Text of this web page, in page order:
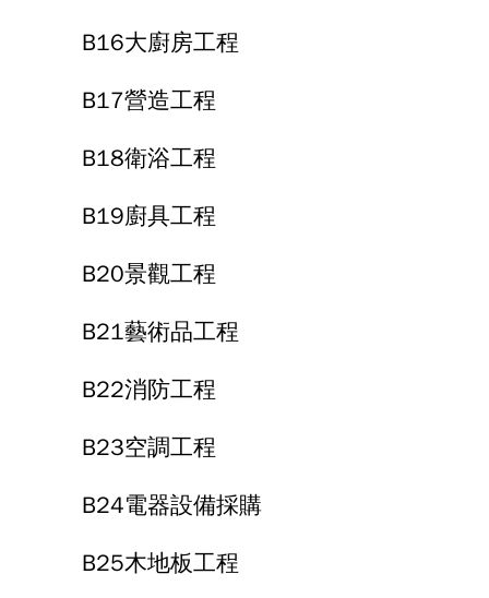
B16大廚房工程
B17營造工程
B18衛浴工程
B19廚具工程
B20景觀工程
B21藝術品工程
B22消防工程
B23空調工程
B24電器設備採購
B25木地板工程